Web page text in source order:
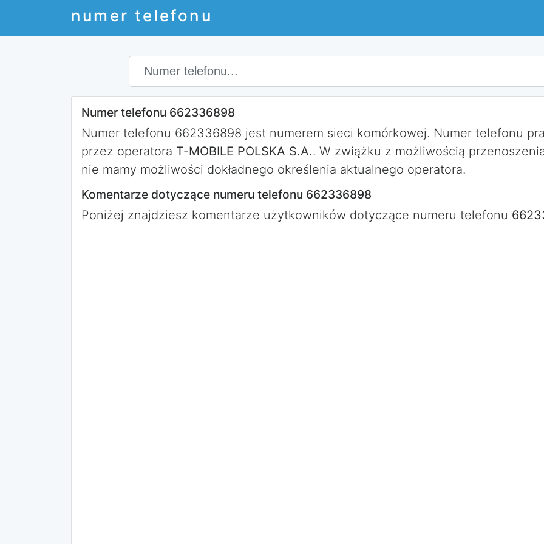
numer telefonu
Numer telefonu 662336898
Numer telefonu 662336898 jest numerem sieci komórkowej. Numer telefonu
przez operatora T-MOBILE POLSKA S.A.. W zwiążku z możliwością
nie mamy możliwości dokładnego określenia aktualnego operatora.
Komentarze dotyczące numeru telefonu 662336898
Poniżej znajdziesz komentarze użytkowników dotyczące numeru telefonu